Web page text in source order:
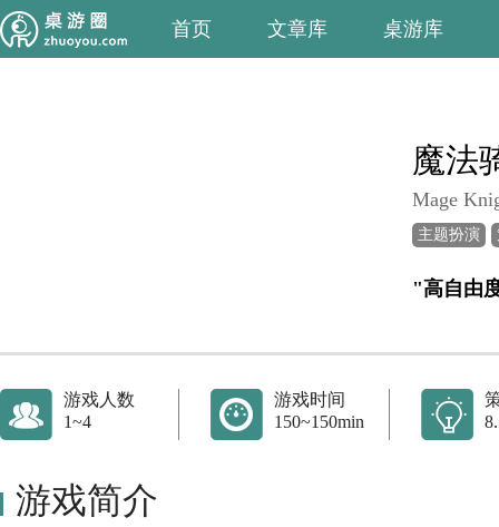
首页 文章库 桌游库
魔法
Mage
主题扮演
"高自由
游戏人数
1~4
游戏时间
150~150min
游戏简介